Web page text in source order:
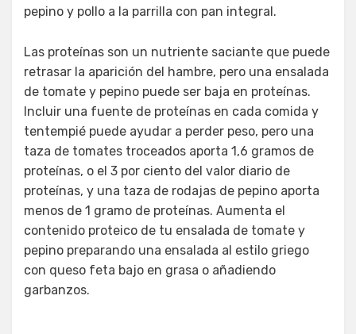
pepino y pollo a la parrilla con pan integral.
Las proteínas son un nutriente saciante que puede
retrasar la aparición del hambre, pero una ensalada
de tomate y pepino puede ser baja en proteínas.
Incluir una fuente de proteínas en cada comida y
tentempié puede ayudar a perder peso, pero una
taza de tomates troceados aporta 1,6 gramos de
proteínas, o el 3 por ciento del valor diario de
proteínas, y una taza de rodajas de pepino aporta
menos de 1 gramo de proteínas. Aumenta el
contenido proteico de tu ensalada de tomate y
pepino preparando una ensalada al estilo griego
con queso feta bajo en grasa o añadiendo
garbanzos.